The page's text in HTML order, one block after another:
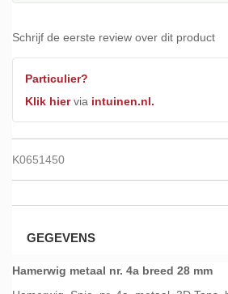
Schrijf de eerste review over dit product
Particulier?
Klik hiervia intuinen.nl.
K0651450
GEGEVENS
Hamerwig metaal nr. 4a breed 28 mm